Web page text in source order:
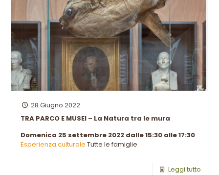
28 Giugno 2022
TRA PARCO E MUSEI – La Natura tra le mura
Domenica 25 settembre 2022 dalle 15:30 alle 17:30
Esperienza culturale Tutte le famiglie
Leggi tutto